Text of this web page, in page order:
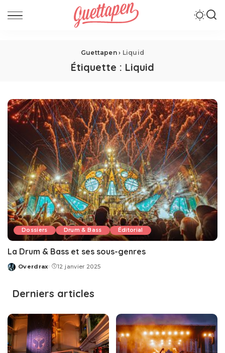
Guettapen› Liquid
Étiquette : Liquid
Dossiers Drum & Bass Éditorial
La Drum & Bass et ses sous-genres
Posted
Overdrax 12 janvier 2025
Derniers articles